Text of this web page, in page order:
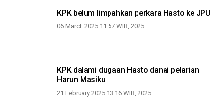
KPK belum limpahkan perkara Hasto ke JPU
06 March 2025 11:57 WIB, 2025
KPK dalami dugaan Hasto danai pelarian
Harun Masiku
21 February 2025 13:16 WIB, 2025